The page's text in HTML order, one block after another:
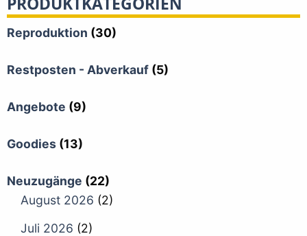
Reproduktion (30)
Restposten - Abverkauf (5)
Angebote (9)
Goodies (13)
Neuzugänge (22)
August 2026 (2)
Juli 2026 (2)